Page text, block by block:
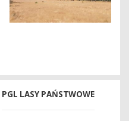
PGL LASY PAŃSTWOWE